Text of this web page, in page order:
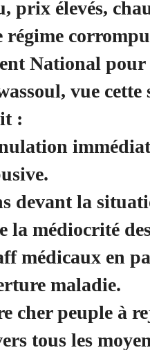
prix élevés,
régime
National
vue
:
devant la
la médiocrité
médicaux en
maladie.
cher peuple à
tous les